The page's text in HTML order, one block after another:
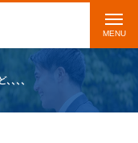
、、
t
o
g
l